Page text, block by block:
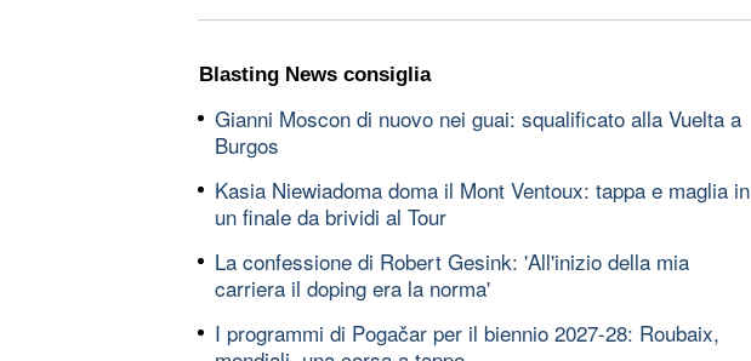
Blasting News consiglia
Gianni Moscon di nuovo nei guai: squalificato alla Vuelta a
Burgos
Kasia Niewiadoma doma il Mont Ventoux: tappa e maglia in
un finale da brividi al Tour
La confessione di Robert Gesink: 'All'inizio della mia
carriera il doping era la norma'
I programmi di Pogačar per il biennio 2027-28: Roubaix,